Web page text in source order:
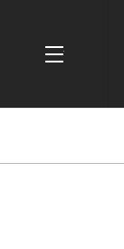
OFF CANVAS